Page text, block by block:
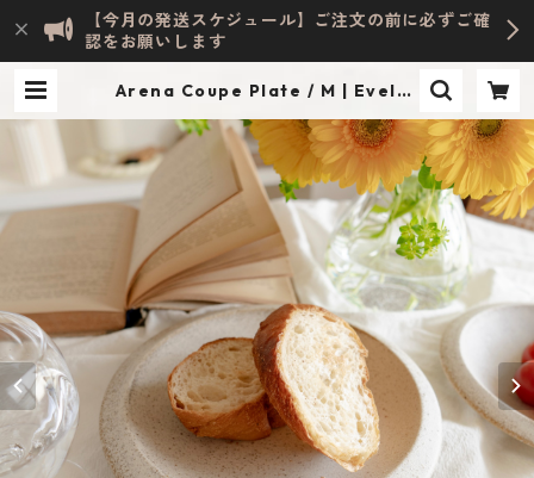
【今月の発送スケジュール】ご注文の前に必ずご確
認をお願いします
Arena Coupe Plate / M | Evelyn
& LIFESTYLE